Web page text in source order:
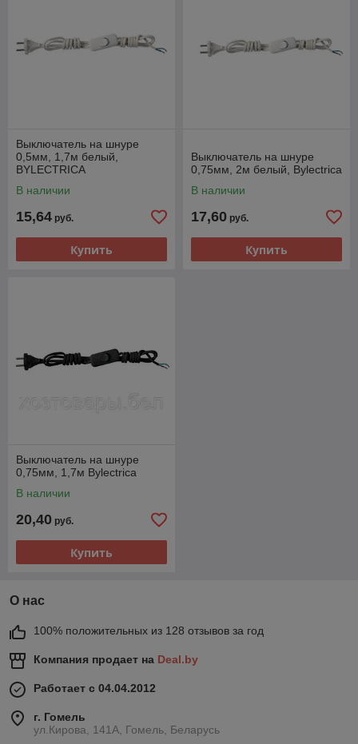
Выключатель на шнуре
0,5мм, 1,7м белый,
BYLECTRICA
В наличии
15,64 руб.
Купить
Выключатель на шнуре
0,75мм, 2м белый, Bylectrica
В наличии
17,60 руб.
Купить
Выключатель на шнуре
0,75мм, 1,7м Bylectrica
В наличии
20,40 руб.
Купить
О нас
100% положительных из 128 отзывов за год
Компания продает на Deal.by
Работает с 04.04.2012
г. Гомель
ул.Кирова, 141А, Гомель, Беларусь